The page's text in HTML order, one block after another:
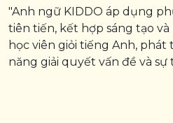
"Anh ngữ KIDDO áp dụng
tiên tiến, kết hợp sáng tạo
học viên giỏi tiếng Anh,
năng giải quyết vấn đề và sự